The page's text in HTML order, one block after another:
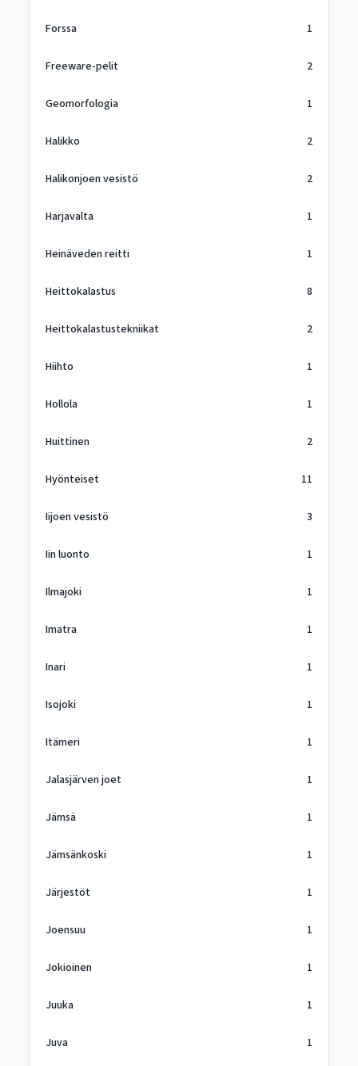
Forssa 1
Freeware-pelit 2
Geomorfologia 1
Halikko 2
Halikonjoen vesistö 2
Harjavalta 1
Heinäveden reitti 1
Heittokalastus 8
Heittokalastustekniikat 2
Hiihto 1
Hollola 1
Huittinen 2
Hyönteiset 11
Iijoen vesistö 3
Iin luonto 1
Ilmajoki 1
Imatra 1
Inari 1
Isojoki 1
Itämeri 1
Jalasjärven joet 1
Jämsä 1
Jämsänkoski 1
Järjestöt 1
Joensuu 1
Jokioinen 1
Juuka 1
Juva 1